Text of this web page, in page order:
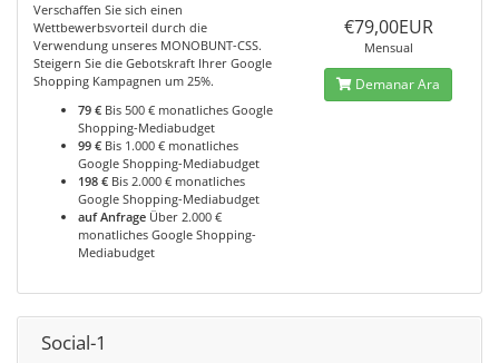
Verschaffen Sie sich einen
Wettbewerbsvorteil durch die
Verwendung unseres MONOBUNT-CSS.
Steigern Sie die Gebotskraft Ihrer Google
Shopping Kampagnen um 25%.
79 € Bis 500 € monatliches Google
Shopping-Mediabudget
99 € Bis 1.000 € monatliches
Google Shopping-Mediabudget
198 € Bis 2.000 € monatliches
Google Shopping-Mediabudget
auf Anfrage Über 2.000 €
monatliches Google Shopping-
Mediabudget
€79,00EUR
Mensual
Demanar Ara
Social-1